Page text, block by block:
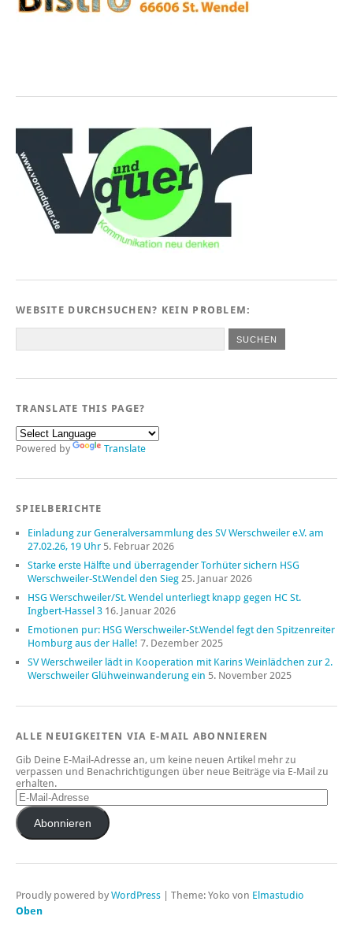
WEBSITE DURCHSUCHEN? KEIN PROBLEM:
TRANSLATE THIS PAGE?
Powered by Translate
SPIELBERICHTE
Einladung zur Generalversammlung des SV Werschweiler e.V. am
27.02.26, 19 Uhr 5. Februar 2026
Starke erste Hälfte und überragender Torhüter sichern HSG
Werschweiler-St.Wendel den Sieg 25. Januar 2026
HSG Werschweiler/St. Wendel unterliegt knapp gegen HC St.
Ingbert-Hassel 3 16. Januar 2026
Emotionen pur: HSG Werschweiler-St.Wendel fegt den Spitzenreiter
Homburg aus der Halle! 7. Dezember 2025
SV Werschweiler lädt in Kooperation mit Karins Weinlädchen zur 2.
Werschweiler Glühweinwanderung ein 5. November 2025
ALLE NEUIGKEITEN VIA E-MAIL ABONNIEREN
Gib Deine E-Mail-Adresse an, um keine neuen Artikel mehr zu
verpassen und Benachrichtigungen über neue Beiträge via E-Mail zu
erhalten.
Abonnieren
Proudly powered by WordPress Theme: Yoko von Elmastudio
Oben